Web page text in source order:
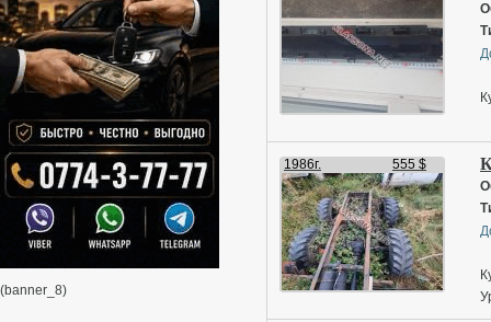
(banner_8)
1986г. 555 $